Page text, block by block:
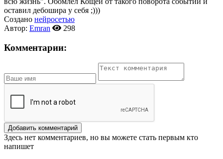
оставил дебошира у себя ;)))
Создано нейросетью
Автор: Emran 298
Комментарии:
Добавить комментарий
Здесь нет комментариев, но вы можете стать первым кто
напишет